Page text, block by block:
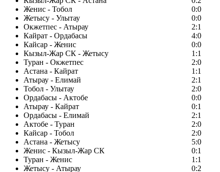
Женис - Тобол
0:0
Жетысу - Улытау
0:0
Окжетпес - Атырау
2:1
Кайрат - Ордабасы
4:0
Кайсар - Женис
0:0
Кызыл-Жар СК - Жетысу
1:1
Туран - Окжетпес
2:0
Астана - Кайрат
1:1
Атырау - Елимай
2:1
Тобол - Улытау
2:0
Ордабасы - Актобе
0:0
Атырау - Кайрат
0:1
Ордабасы - Елимай
2:1
Актобе - Туран
2:0
Кайсар - Тобол
2:0
Астана - Жетысу
5:0
Женис - Кызыл-Жар СК
0:1
Туран - Женис
1:1
Жетысу - Атырау
0:2